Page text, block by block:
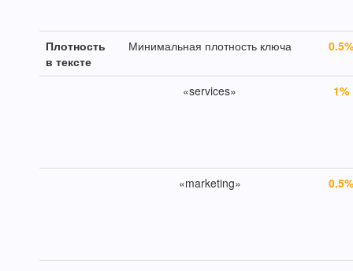
Плотность
в тексте
Минимальная плотность ключа 0.5%
«services» 1%
«marketing» 0.5%